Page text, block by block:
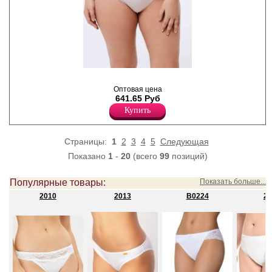
средней линией талии.
Модель выполнена из
мягкого полотна и вставок из
кружева, х/б ластовица.
Полиамид 76%
Хлопок 6%
Оптовая цена
641.65 Руб
Купить
Страницы: 1 2 3 4 5 Следующая
Показано 1- 20(всего 99позиций)
Популярные товары:
Показать больше...
2010
2013 B0224